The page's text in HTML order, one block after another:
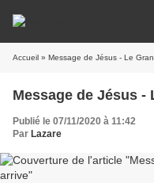
Accueil » Message de Jésus - Le
Message de Jésus -
Publié le 07/11/2020 à 11:42
Par Lazare